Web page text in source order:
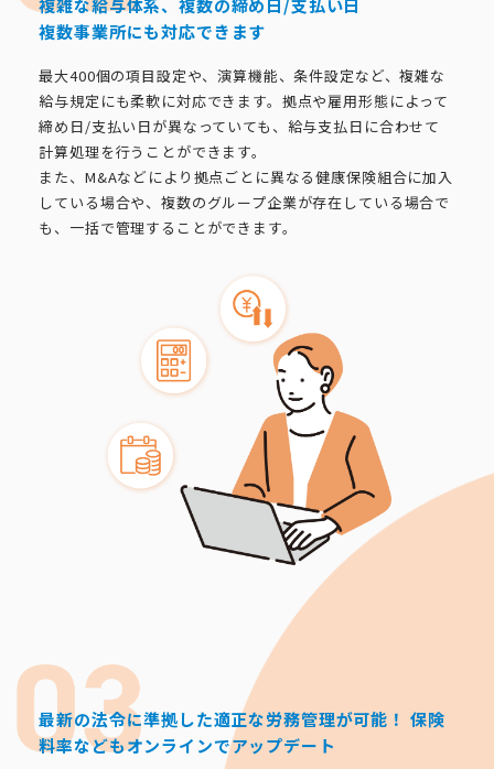
複雑な給与体系、複数の締め日/支払い日
複数事業所にも対応できます
最大400個の項目設定や、演算機能、条件設定など、複雑な
給与規定にも柔軟に対応できます。拠点や雇用形態によって
締め日/支払い日が異なっていても、給与支払日に合わせて
計算処理を行うことができます。
また、M&Aなどにより拠点ごとに異なる健康保険組合に加入
している場合や、複数のグループ企業が存在している場合で
も、一括で管理することができます。
最新の法令に準拠した適正な労務管理が可能！ 保険
料率などもオンラインでアップデート